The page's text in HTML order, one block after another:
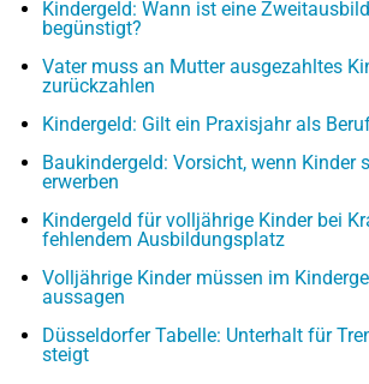
Kindergeld: Wann ist eine
begünstigt?
Vater muss an Mutter ausgezahltes
zurückzahlen
Kindergeld: Gilt ein Praxisjahr als
Baukindergeld: Vorsicht, wenn Kinder
erwerben
Kindergeld für volljährige Kinder bei
fehlendem Ausbildungsplatz
Volljährige Kinder müssen im
aussagen
Düsseldorfer Tabelle: Unterhalt für
steigt